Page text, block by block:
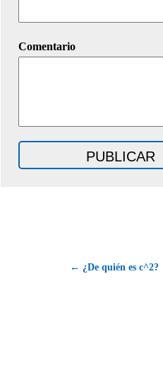
Comentario
← ¿De quién es c^2?